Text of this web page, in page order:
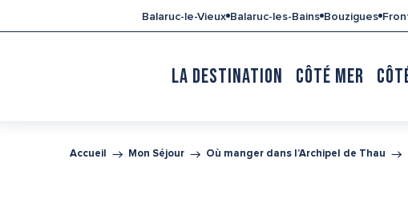
au
Balaruc-le-Vieux Balaruc-les-Bains Bouzigues
LA DESTINATION CÔTÉ MER
Accueil Mon Séjour Où manger dans l’Archipel de Thau